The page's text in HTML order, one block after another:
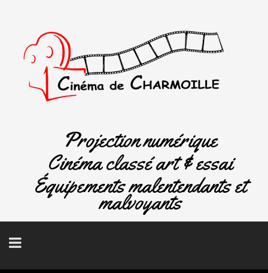
Projection numérique
Cinéma classé art & essai
Équipements malentendants et
malvoyants